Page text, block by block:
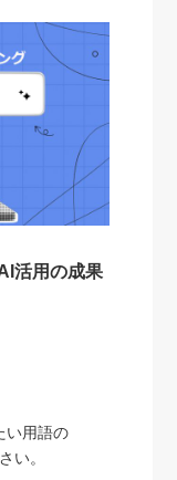
活用の成果
い用語の
い。